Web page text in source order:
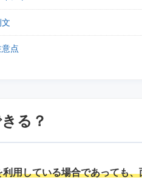
点
る？
用している場合であっても